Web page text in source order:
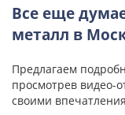
Все еще
металл в
Предлагаем
просмотрев видео-
своими